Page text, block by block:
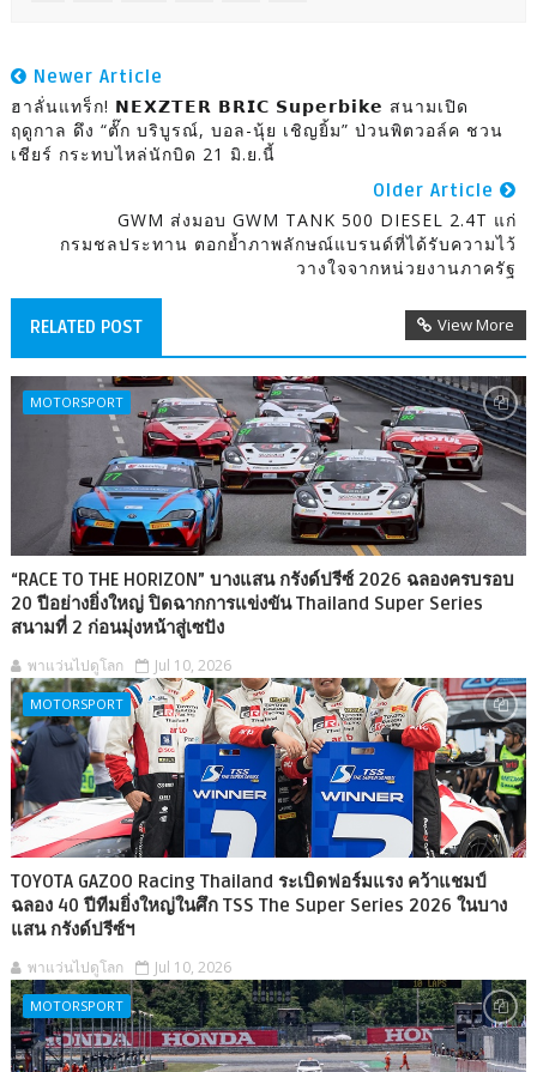
Newer Article
ฮาลั่นแทร็ก! 𝗡𝗘𝗫𝗭𝗧𝗘𝗥 𝗕𝗥𝗜𝗖 𝗦𝘂𝗽𝗲𝗿𝗯𝗶𝗸𝗲 สนามเปิด
ฤดูกาล ดึง “ตั๊ก บริบูรณ์, บอล-นุ้ย เชิญยิ้ม” ป่วนพิตวอล์ค ชวน
เชียร์ กระทบไหล่นักบิด 21 มิ.ย.นี้
Older Article
GWM ส่งมอบ GWM TANK 500 DIESEL 2.4T แก่
กรมชลประทาน ตอกย้ำภาพลักษณ์แบรนด์ที่ได้รับความไว้
วางใจจากหน่วยงานภาครัฐ
RELATED POST View More
MOTORSPORT
“RACE TO THE HORIZON” บางแสน กรังด์ปรีซ์ 2026 ฉลองครบรอบ
20 ปีอย่างยิ่งใหญ่ ปิดฉากการแข่งขัน Thailand Super Series
สนามที่ 2 ก่อนมุ่งหน้าสู่เซปัง
พาแว่นไปดูโลก Jul 10, 2026
MOTORSPORT
TOYOTA GAZOO Racing Thailand ระเบิดฟอร์มแรง คว้าแชมป์
ฉลอง 40 ปีทีมยิ่งใหญ่ในศึก TSS The Super Series 2026 ในบาง
แสน กรังด์ปรีซ์ฯ
พาแว่นไปดูโลก Jul 10, 2026
MOTORSPORT